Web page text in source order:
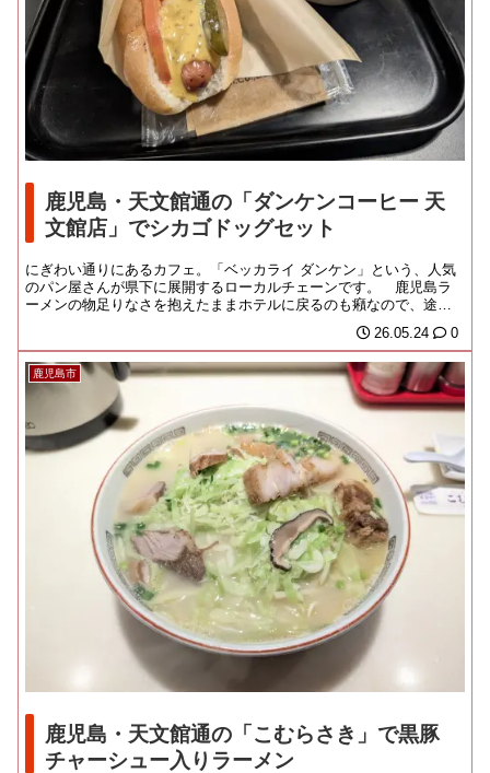
鹿児島・天文館通の「ダンケンコーヒー 天
文館店」でシカゴドッグセット
にぎわい通りにあるカフェ。「ベッカライ ダンケン」という、人気
のパン屋さんが県下に展開するローカルチェーンです。 鹿児島ラ
ーメンの物足りなさを抱えたままホテルに戻るのも癪なので、途中
26.05.24 0
鹿児島市
鹿児島・天文館通の「こむらさき」で黒豚
チャーシュー入りラーメン